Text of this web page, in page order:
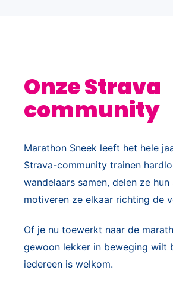
Onze Strava
community
Marathon Sneek leeft het hele
Strava-community trainen
wandelaars samen, delen ze hun
motiveren ze elkaar richting de
Of je nu toewerkt naar de
gewoon lekker in beweging wilt
iedereen is welkom.